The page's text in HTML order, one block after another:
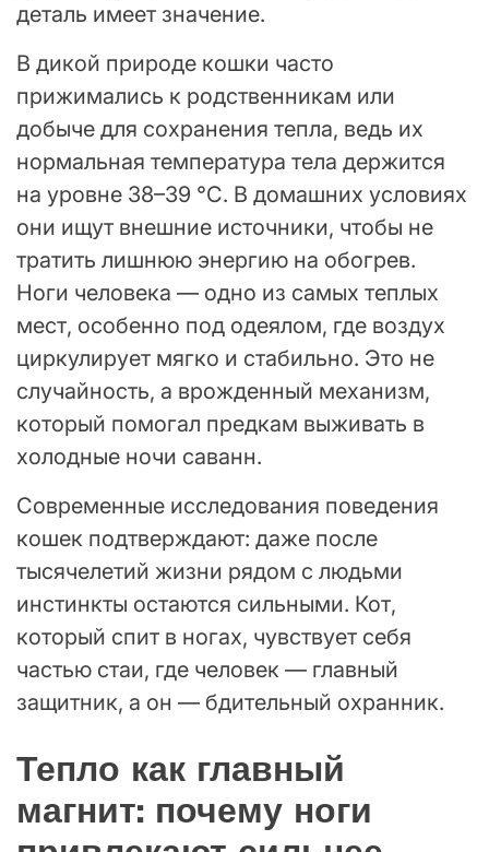
деталь имеет значение.
В дикой природе кошки часто
прижимались к родственникам или
добыче для сохранения тепла, ведь их
нормальная температура тела держится
на уровне 38–39 °C. В домашних условиях
они ищут внешние источники, чтобы не
тратить лишнюю энергию на обогрев.
Ноги человека — одно из самых теплых
мест, особенно под одеялом, где воздух
циркулирует мягко и стабильно. Это не
случайность, а врожденный механизм,
который помогал предкам выживать в
холодные ночи саванн.
Современные исследования поведения
кошек подтверждают: даже после
тысячелетий жизни рядом с людьми
инстинкты остаются сильными. Кот,
который спит в ногах, чувствует себя
частью стаи, где человек — главный
защитник, а он — бдительный охранник.
Тепло как главный
магнит: почему ноги